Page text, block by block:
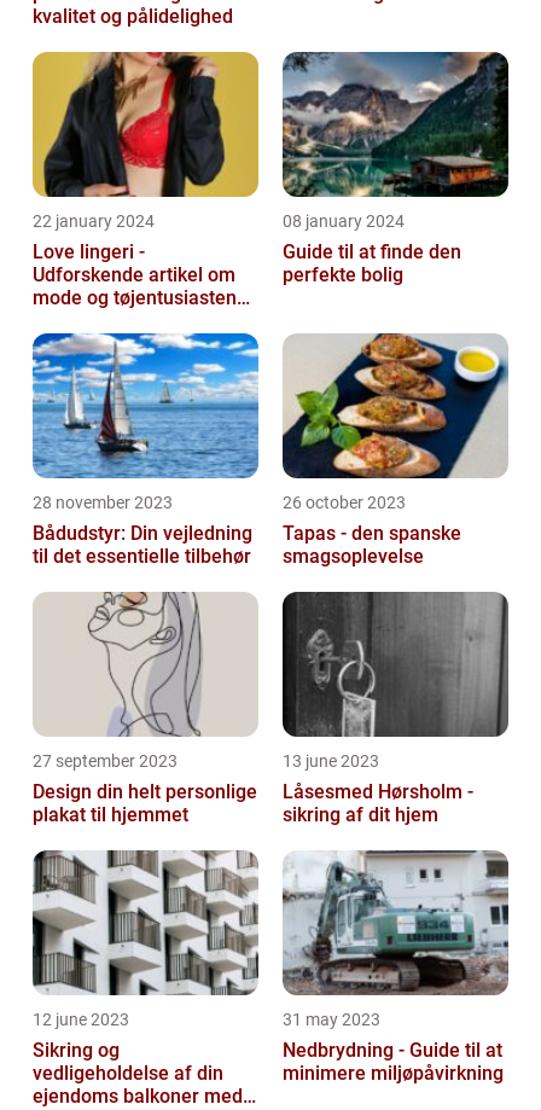
kvalitet og pålidelighed
22 january 2024
Love lingeri -
Udforskende artikel om
mode og tøjentusiastens
08 january 2024
Guide til at finde den
perfekte bolig
28 november 2023
Bådudstyr: Din vejledning
til det essentielle tilbehør
26 october 2023
Tapas - den spanske
smagsoplevelse
27 september 2023
Design din helt personlige
plakat til hjemmet
13 june 2023
Låsesmed Hørsholm -
sikring af dit hjem
12 june 2023
Sikring og
vedligeholdelse af din
ejendoms balkoner med
31 may 2023
Nedbrydning - Guide til at
minimere miljøpåvirkning